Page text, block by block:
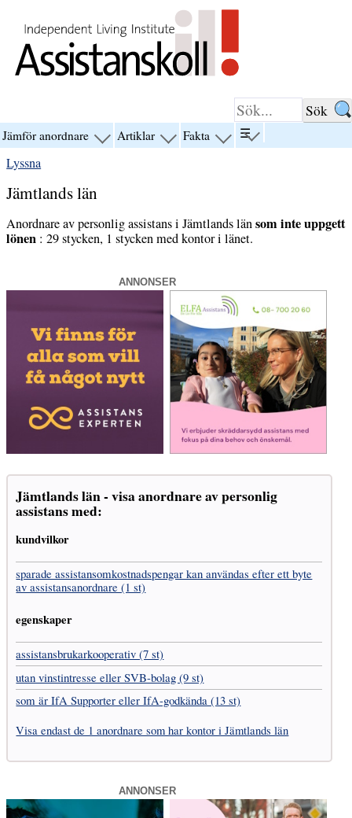
Jämför anordnare visa
anordnare”
Artiklar visa Fakta visa
☰visa
menyn
Lyssna
Jämtlands län
Anordnare av personlig assistans i Jämtlands länsom inte uppgett
lönen : 29 stycken, 1 stycken med kontor i länet.
ANNONSER
Jämtlands län - visa anordnare av personlig
assistans med:
kundvilkor
sparade assistans­omkostnads­pengar kan användas efter ett byte
av assistans­anordnare (1 st)
egenskaper
assistans­brukar­kooperativ (7 st)
utan vinst­intresse eller SVB-bolag (9 st)
som är IfA Supporter eller IfA-godkända (13 st)
Visa endast de 1 anordnare som har kontor i Jämtlands län
ANNONSER